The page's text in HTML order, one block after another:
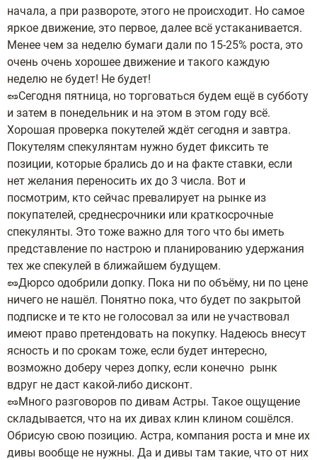
начала, а при развороте, этого не происходит. Но самое
яркое движение, это первое, далее всё устаканивается.
Менее чем за неделю бумаги дали по 15-25% роста, это
очень очень хорошее движение и такого каждую
неделю не будет! Не будет!
🥜Сегодня пятница, но торговаться будем ещё в субботу
и затем в понедельник и на этом в этом году всё.
Хорошая проверка покутелей ждёт сегодня и завтра.
Покутелям спекулянтам нужно будет фиксить те
позиции, которые брались до и на факте ставки, если
нет желания переносить их до 3 числа. Вот и
посмотрим, кто сейчас превалирует на рынке из
покупателей, среднесрочники или краткосрочные
спекулянты. Это тоже важно для того что бы иметь
представление по настрою и планированию удержания
тех же спекулей в ближайшем будущем.
🥜Дюрсо одобрили допку. Пока ни по объёму, ни по цене
ничего не нашёл. Понятно пока, что будет по закрытой
подписке и те кто не голосовал за или не участвовал
имеют право претендовать на покупку. Надеюсь внесут
ясность и по срокам тоже, если будет интересно,
возможно доберу через допку, если конечно рынк
вдруг не даст какой-либо дисконт.
🥜Много разговоров по дивам Астры. Такое ощущение
складывается, что на их дивах клин клином сошёлся.
Обрисую свою позицию. Астра, компания роста и мне их
дивы вообще не нужны. Да и дивы там такие, что от них